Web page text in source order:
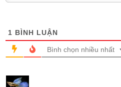
1 BÌNH LUẬN
Bình chọn nhiều nhất